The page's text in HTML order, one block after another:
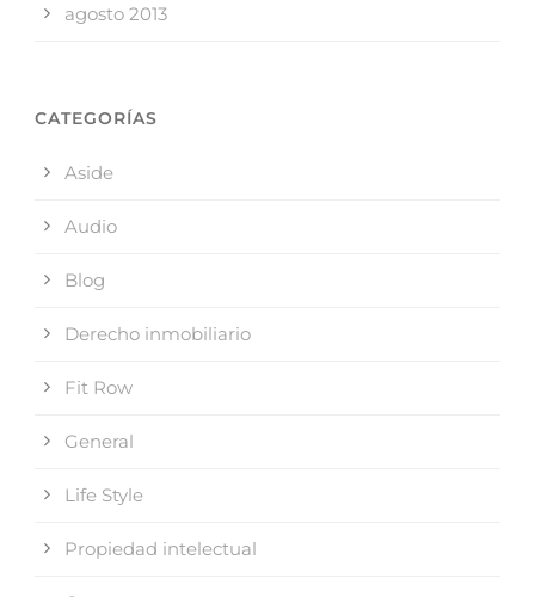
agosto 2013
CATEGORÍAS
Aside
Audio
Blog
Derecho inmobiliario
Fit Row
General
Life Style
Propiedad intelectual